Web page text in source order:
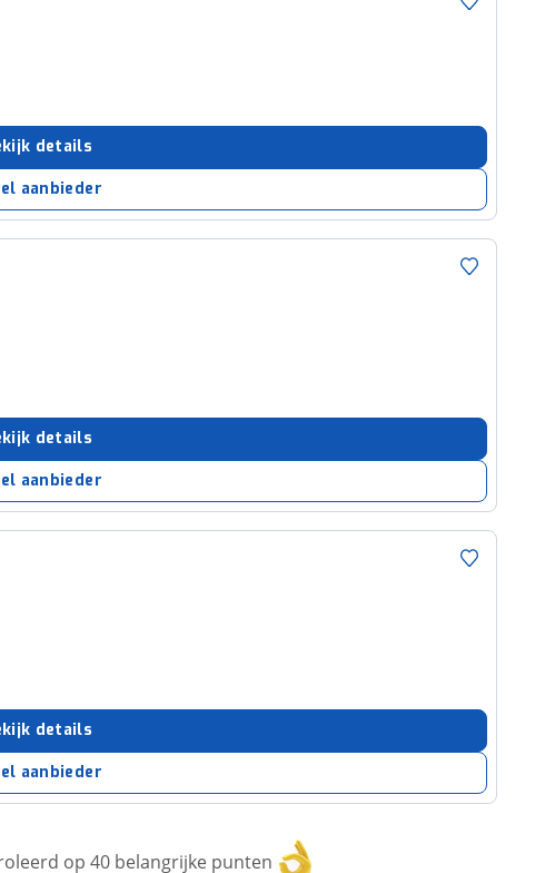
details
aanbieder
details
aanbieder
details
aanbieder
op 40 belangrijke punten